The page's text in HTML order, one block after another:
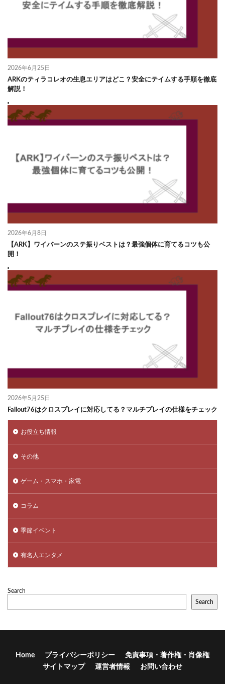
2026年6月25日
ARKのティラコレオの生息エリアはどこ？安全にテイムする手順を徹底
解説！
2026年6月8日
【ARK】ワイバーンのステ振りベストは？最強個体に育てるコツも公
開！
2026年5月25日
Fallout76はクロスプレイに対応してる？マルチプレイの仕様をチェック
お役立ち情報
その他
ゲーム・スマホ・家電
コラム
季節イベント
有名人エンタメ
Search
Search
Home プライバシーポリシー
免責事項・著作権・肖像権
サイトマップ
運営者情報 お問い合わせ